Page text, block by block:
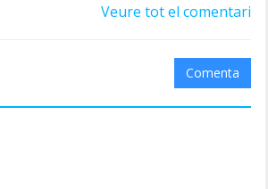
Veure tot el comentari
Comenta